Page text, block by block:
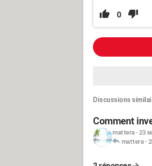
0
Discussions
Comment
mattera- 23
mattera-